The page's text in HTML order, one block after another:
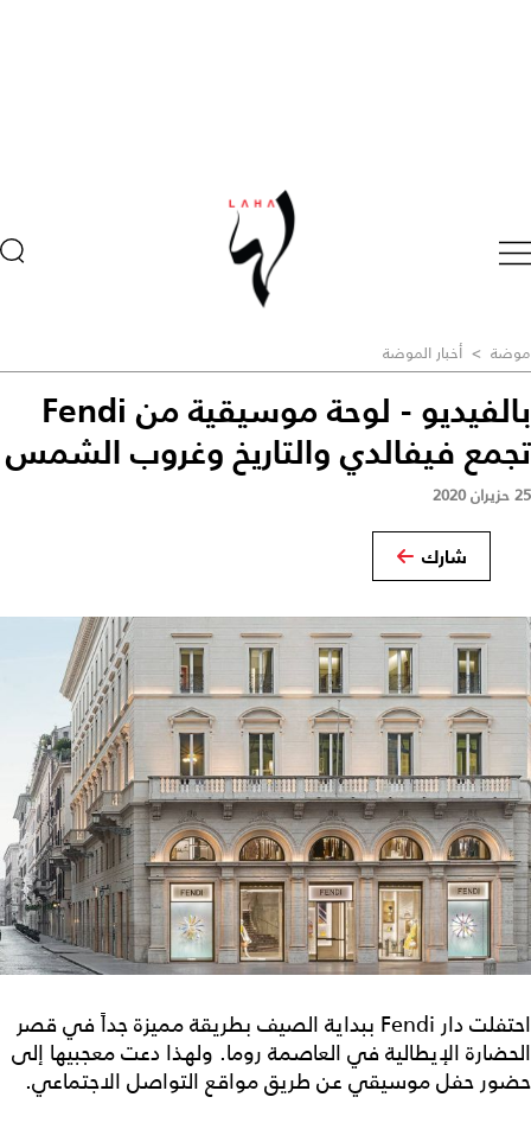
موضة > أخبار الموضة
بالفيديو - لوحة موسيقية من Fendi
تجمع فيفالدي والتاريخ وغروب الشمس
25 حزيران 2020
شارك
احتفلت دار Fendi ببداية الصيف بطريقة مميزة جداً في قصر
الحضارة الإيطالية في العاصمة روما. ولهذا دعت معجبيها إلى
حضور حفل موسيقي عن طريق مواقع التواصل الاجتماعي.